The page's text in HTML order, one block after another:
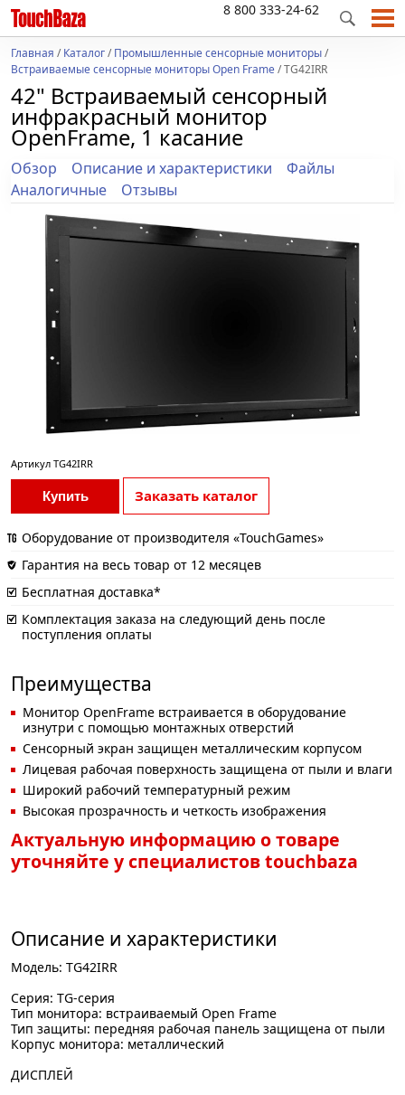
8 800 333-24-62
Главная /Каталог/Промышленные сенсорные мониторы/
Встраиваемые сенсорные мониторы Open Frame/ TG42IRR
42" Встраиваемый сенсорный
инфракрасный монитор
OpenFrame, 1 касание
Обзор Описание и характеристики
Файлы
Аналогичные
Отзывы
Артикул TG42IRR
Купить Заказать каталог
Оборудование от производителя «TouchGames»
Гарантия на весь товар от 12 месяцев
Бесплатная доставка*
Комплектация заказа на следующий день после
поступления оплаты
Преимущества
Монитор OpenFrame встраивается в оборудование
изнутри с помощью монтажных отверстий
Сенсорный экран защищен металлическим корпусом
Лицевая рабочая поверхность защищена от пыли и влаги
Широкий рабочий температурный режим
Высокая прозрачность и четкость изображения
Актуальную информацию о товаре
уточняйте у специалистов touchbaza
Описание и характеристики
Модель: TG42IRR
Серия: TG-серия
Тип монитора: встраиваемый Open Frame
Тип защиты: передняя рабочая панель защищена от пыли
Корпус монитора: металлический
ДИСПЛЕЙ